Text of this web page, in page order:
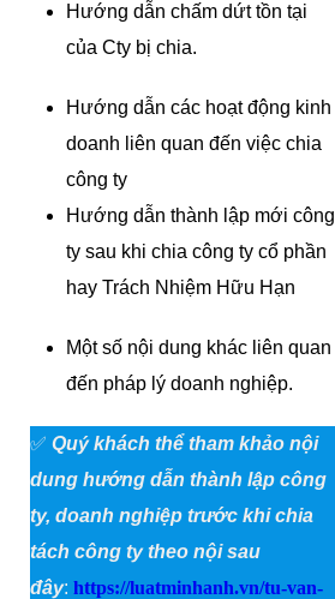
Hướng dẫn chấm dứt tồn tại
của Cty bị chia.
Hướng dẫn các hoạt động kinh
doanh liên quan đến việc chia
công ty
Hướng dẫn thành lập mới công
ty sau khi chia công ty cổ phần
hay Trách Nhiệm Hữu Hạn
Một số nội dung khác liên quan
đến pháp lý doanh nghiệp.
✅ Quý khách thể tham khảo nội
dung hướng dẫn thành lập công
ty, doanh nghiệp trước khi chia
tách công ty theo nội sau
đây: https://luatminhanh.vn/tu-van-